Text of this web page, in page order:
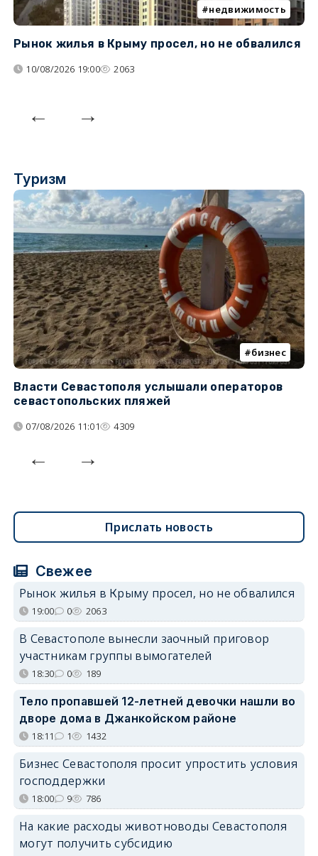
недвижимость
Рынок жилья в Крыму просел, но не обвалился
10/08/2026 19:00 2063
Туризм
бизнес
Власти Севастополя услышали операторов
севастопольских пляжей
07/08/2026 11:01 4309
Прислать новость
Свежее
Рынок жилья в Крыму просел, но не обвалился
19:00 0 2063
В Севастополе вынесли заочный приговор
участникам группы вымогателей
18:30 0 189
Тело пропавшей 12-летней девочки нашли во
дворе дома в Джанкойском районе
18:11 1 1432
Бизнес Севастополя просит упростить условия
господдержки
18:00 9 786
На какие расходы животноводы Севастополя
могут получить субсидию